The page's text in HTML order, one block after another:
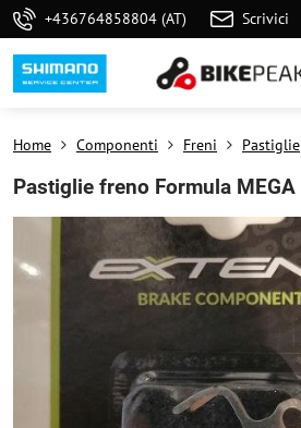
+436764858804 (AT) Scrivici
Home Componenti Freni Pastiglie
Pastiglie freno Formula MEGA